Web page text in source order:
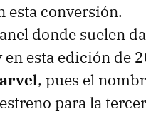
esta conversión.
donde suelen
en esta edición de
, pues el
para la